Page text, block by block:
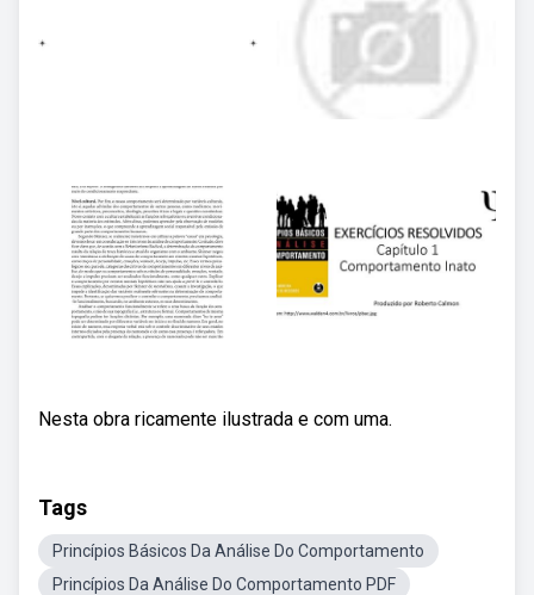
Nesta obra ricamente ilustrada e com uma.
Tags
Princípios Básicos Da Análise Do Comportamento
Princípios Da Análise Do Comportamento PDF